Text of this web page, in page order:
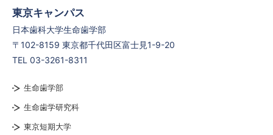
東京キャンパス
日本歯科大学生命歯学部
〒102-8159 東京都千代田区富士見1-9-20
TEL 03-3261-8311
生命歯学部
生命歯学研究科
東京短期大学